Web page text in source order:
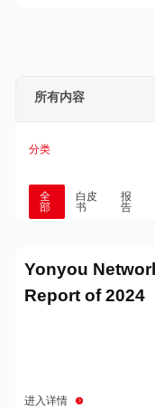
所有内容
分类
全
部
白皮
书
报
告
Yonyou
Report of 2024
进入详情